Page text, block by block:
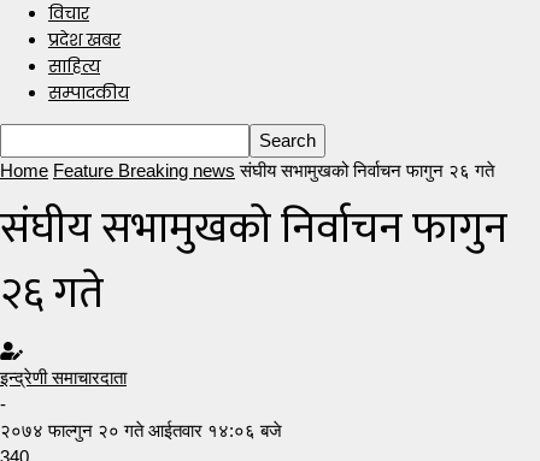
विचार
प्रदेश खबर
साहित्य
सम्पादकीय
Home Feature Breaking news संघीय सभामुखको निर्वाचन फागुन २६ गते
संघीय सभामुखको निर्वाचन फागुन
२६ गते
इन्द्रेणी समाचारदाता
-
२०७४ फाल्गुन २० गते आईतवार १४:०६ बजे
340